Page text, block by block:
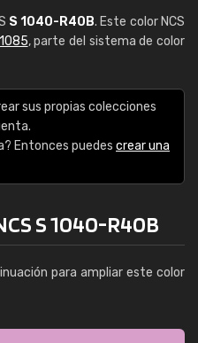
S 1040-R40B. Este color NCS
, parte del sistema de color
sus propias colecciones
Entonces puedes crear una
S 1040-R40B
para ampliar este color